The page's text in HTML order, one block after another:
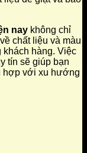
nay không chỉ
chất liệu và màu
hàng. Việc
tín sẽ giúp bạn
hợp với xu hướng